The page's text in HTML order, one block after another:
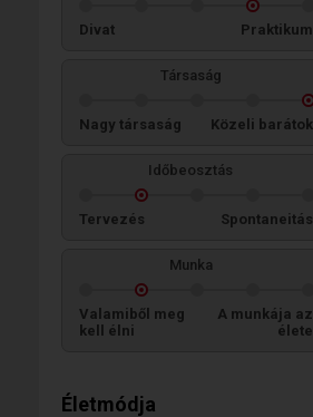
Divat Praktikum
Társaság
Nagy társaság Közeli barátok
Időbeosztás
Tervezés Spontaneitás
Munka
Valamiből meg
kell élni
A munkája az
élete
Életmódja